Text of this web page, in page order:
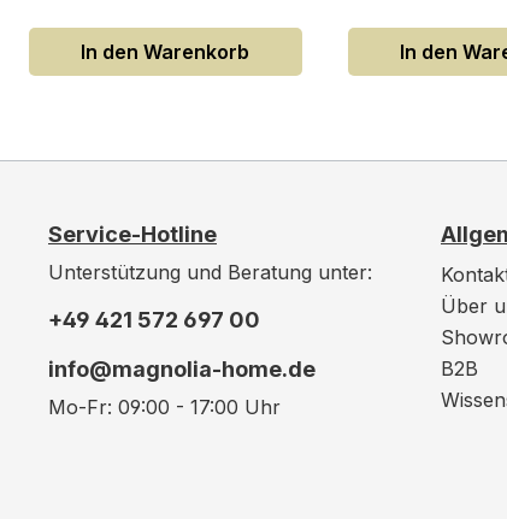
In den Warenkorb In den
Service-Hotline
Unterstützung und Beratung unter:
+49 421 572 697 00
info@magnolia-home.de
Mo-Fr: 09:00 - 17:00 Uhr
Über
B2B